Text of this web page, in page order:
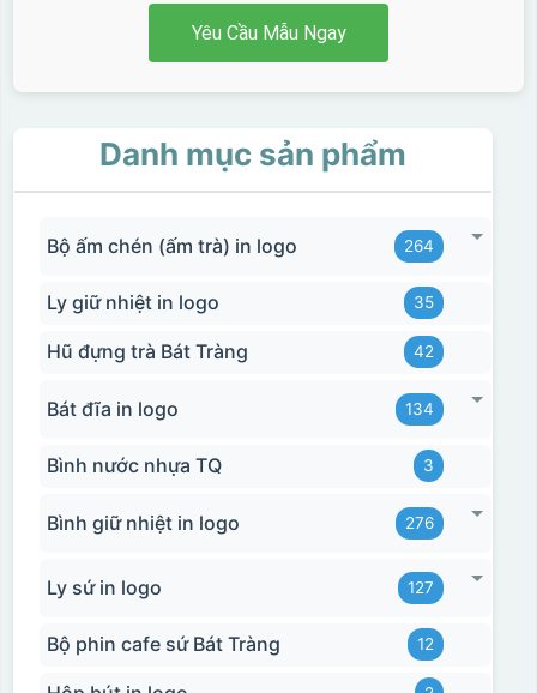
Yêu Cầu Mẫu Ngay
Danh mục sản phẩm
Bộ ấm chén (ấm trà) in logo 264
Ly giữ nhiệt in logo 35
Hũ đựng trà Bát Tràng 42
Bát đĩa in logo 134
Bình nước nhựa TQ 3
Bình giữ nhiệt in logo 276
Ly sứ in logo 127
Bộ phin cafe sứ Bát Tràng 12